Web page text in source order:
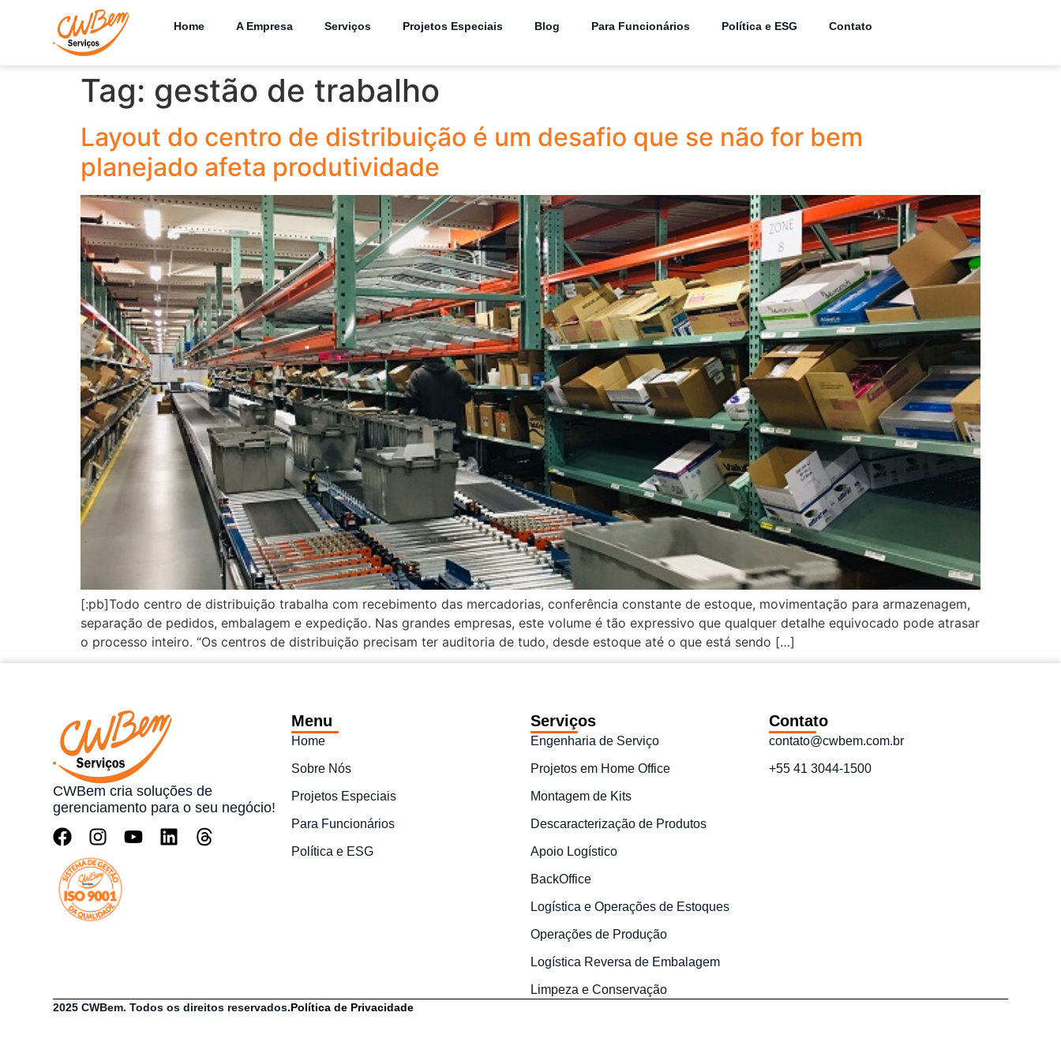
Home A Empresa Serviços Projetos Especiais Blog Para Funcionários Política e ESG Contato
Tag: gestão de trabalho
Layout do centro de distribuição é um desafio que se não for bem
planejado afeta produtividade
[:pb]Todo centro de distribuição trabalha com recebimento das mercadorias, conferência constante de estoque, movimentação para armazenagem,
separação de pedidos, embalagem e expedição. Nas grandes empresas, este volume é tão expressivo que qualquer detalhe equivocado pode atrasar
o processo inteiro. “Os centros de distribuição precisam ter auditoria de tudo, desde estoque até o que está sendo […]
CWBem cria soluções de
gerenciamento para o seu negócio!
Menu
Home
Sobre Nós
Projetos Especiais
Para Funcionários
Política e ESG
Serviços
Engenharia de Serviço
Projetos em Home Office
Montagem de Kits
Descaracterização de Produtos
Apoio Logístico
BackOffice
Logística e Operações de Estoques
Operações de Produção
Logística Reversa de Embalagem
Limpeza e Conservação
Contato
contato@cwbem.com.br
+55 41 3044-1500
2025 CWBem. Todos os direitos reservados.Política de Privacidade